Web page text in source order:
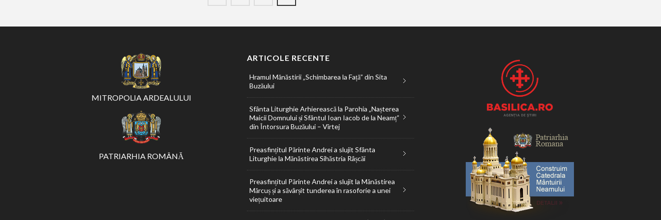
MITROPOLIA ARDEALULUI
PATRIARHIA ROMÂNĂ
ARTICOLE RECENTE
Hramul Mănăstirii „Schimbarea la Față” din Sita
Buzăului
Sfânta Liturghie Arhierească la Parohia „Nașterea
Maicii Domnului și Sfântul Ioan Iacob de la Neamț”
din Întorsura Buzăului – Vîrtej
Preasfințitul Părinte Andrei a slujit Sfânta
Liturghie la Mănăstirea Sihăstria Râșcăi
Preasfințitul Părinte Andrei a slujit la Mănăstirea
Mărcuș și a săvârșit tunderea în rasoforie a unei
viețuitoare